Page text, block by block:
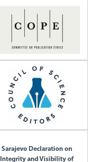
Sarajevo Declaration on
Integrity and Visibility of